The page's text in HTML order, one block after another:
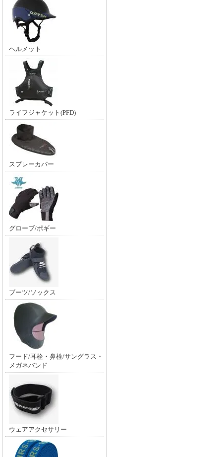
ヘルメット
ライフジャケット(PFD)
スプレーカバー
グローブ/ポギー
ブーツ/ソックス
フード/耳栓・鼻栓/サングラス・
メガネバンド
ウェアアクセサリー